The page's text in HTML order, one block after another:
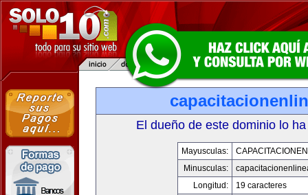
El dueño de este dominio lo
Mayusculas:
Minusculas:
Longitud:
19 caracteres